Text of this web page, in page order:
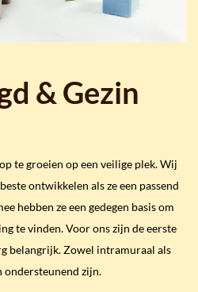
& Gezin
te groeien op een veilige plek. Wij
ontwikkelen als ze een passend
hebben ze een gedegen basis om
te vinden. Voor ons zijn de eerste
belangrijk. Zowel intramuraal als
zijn.